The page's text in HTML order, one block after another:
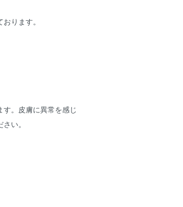
ります。
。皮膚に異常を感じ
い。